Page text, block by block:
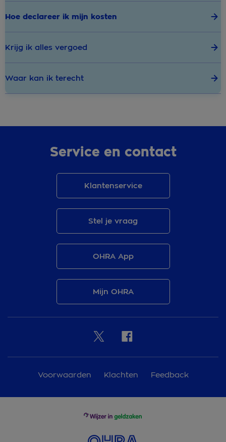
Hoe declareer ik mijn kosten
Krijg ik alles vergoed
Waar kan ik terecht
Service en contact
Klantenservice
Stel je vraag
OHRA App
Mijn OHRA
Voorwaarden Klachten Feedback